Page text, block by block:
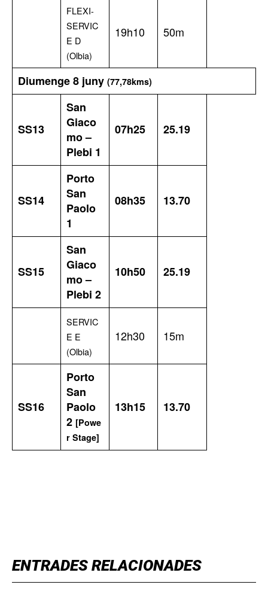
ENTRADES RELACIONADES
FLEXI-
SERVIC
E D
(Olbia)
19h10 50m
Diumenge 8 juny (77,78kms)
SS13
San
Giaco
mo –
Plebi 1
07h25 25.19
SS14
Porto
San
Paolo
1
08h35 13.70
SS15
San
Giaco
mo –
Plebi 2
10h50 25.19
SERVIC
E E
(Olbia)
12h30 15m
SS16
Porto
San
Paolo
2 [Powe
r Stage]
13h15 13.70